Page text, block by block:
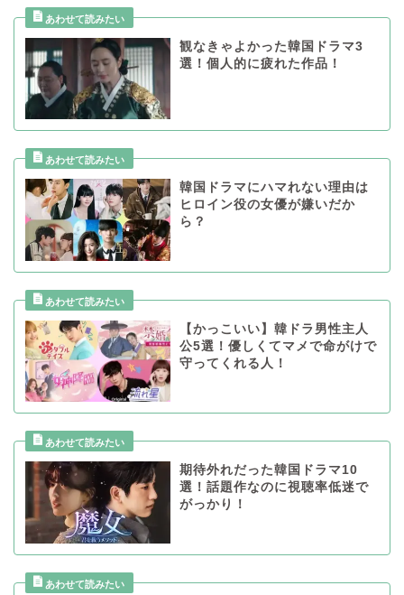
観なきゃよかった韓国ドラマ3
選！個人的に疲れた作品！
韓国ドラマにハマれない理由は
ヒロイン役の女優が嫌いだか
ら？
【かっこいい】韓ドラ男性主人
公5選！優しくてマメで命がけで
守ってくれる人！
期待外れだった韓国ドラマ10
選！話題作なのに視聴率低迷で
がっかり！